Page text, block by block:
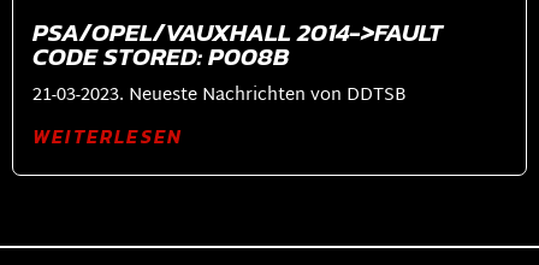
PSA/OPEL/VAUXHALL 2014->FAULT
CODE STORED: P008B
21-03-2023. Neueste Nachrichten von DDTSB
WEITERLESEN